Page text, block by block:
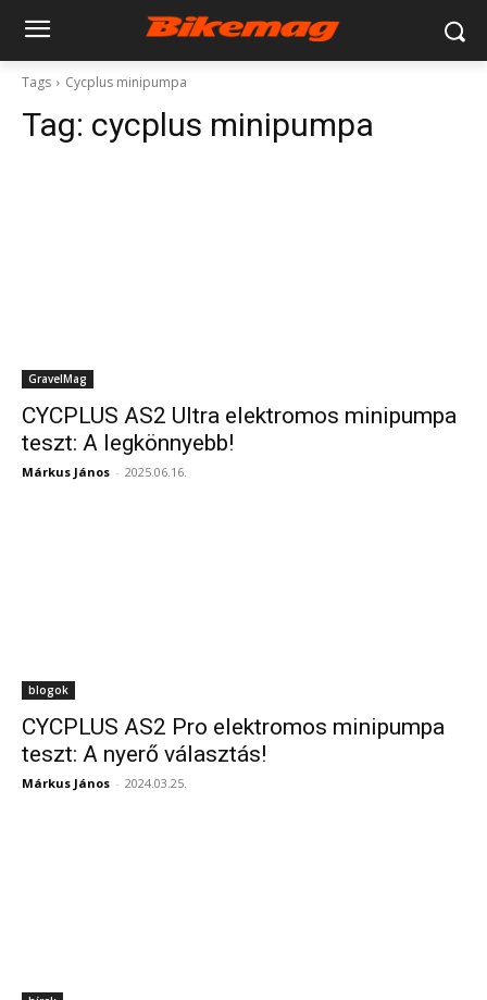
Tags Cycplus minipumpa
Tag: cycplus minipumpa
GravelMag
CYCPLUS AS2 Ultra elektromos minipumpa
teszt: A legkönnyebb!
Márkus János - 2025.06.16.
blogok
CYCPLUS AS2 Pro elektromos minipumpa
teszt: A nyerő választás!
Márkus János - 2024.03.25.